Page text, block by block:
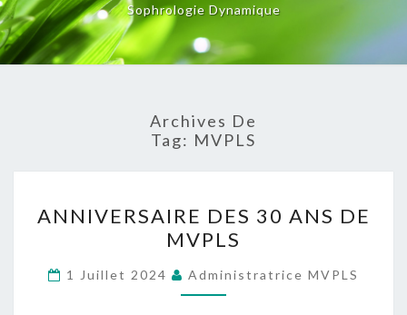
Sophrologie Dynamique
Archives De
Tag: MVPLS
DES
30
ANS
DE
ANNIVERSAIRE DES 30 ANS DE
MVPLS
1 Juillet 2024 Administratrice MVPLS